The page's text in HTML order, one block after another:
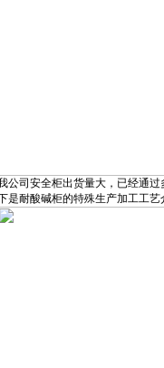
公司安全柜出货量大，已经通
是耐酸碱柜的特殊生产加工工艺